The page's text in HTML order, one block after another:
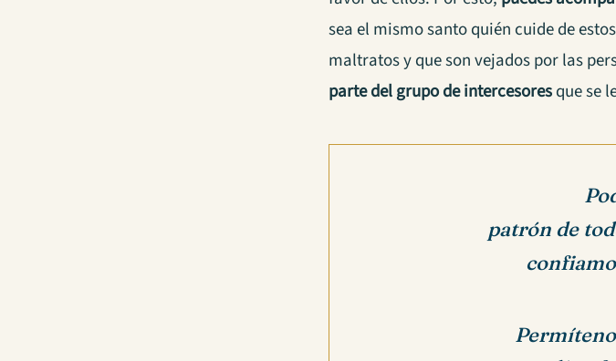
sea el mismo santo quién cuide de
maltratos y que son vejados por las
parte del grupo de intercesoresque se
patrón de